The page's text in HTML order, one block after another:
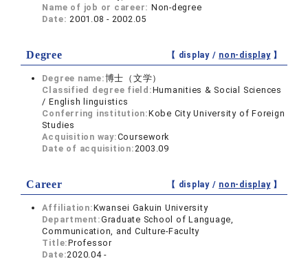
Name of job or career: Non-degree
Date:2001.08 - 2002.05
Degree 【 display / non-display】
Degree name:博士（文学）
Classified degree field:Humanities & Social Sciences
/ English linguistics
Conferring institution:Kobe City University of Foreign
Studies
Acquisition way:Coursework
Date of acquisition:2003.09
Career 【 display / non-display】
Affiliation:Kwansei Gakuin University
Department:Graduate School of Language,
Communication, and Culture-Faculty
Title:Professor
Date:2020.04 -